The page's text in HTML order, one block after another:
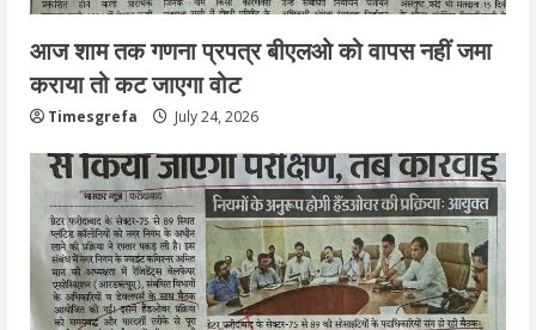
आज शाम तक गणना प्रपत्र बीएलओ को वापस नहीं जमा
कराया तो कट जाएगा वोट
Timesgrefa July 24, 2026